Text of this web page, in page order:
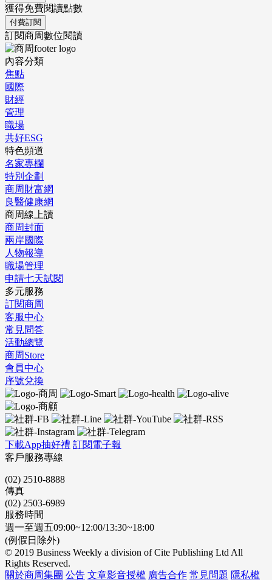
獲得免費閱讀點數
付費訂閱
訂閱商周數位閱讀
內容分類
焦點
國際
財經
管理
職場
共好ESG
特色頻道
名家專欄
特別企劃
商周財富網
良醫健康網
商周線上讀
商周封面
兩岸國際
人物報導
職場管理
申請七天試閱
多元服務
訂閱商周
客服中心
常見問答
活動總覽
商周Store
會員中心
序號兌換
下載App抽好禮 訂閱電子報
客戶服務專線
(02) 2510-8888
傳真
(02) 2503-6989
服務時間
週一至週五09:00~12:00/13:30~18:00
(例假日除外)
© 2019 Business Weekly a division of Cite Publishing Ltd All
Rights Reserved.
關於商周集團 公告 文章影音授權 廣告合作 常見問題 隱私權